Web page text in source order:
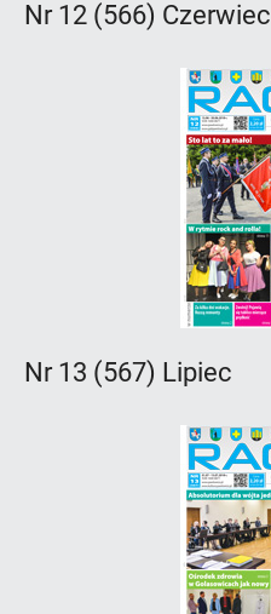
Nr 12 (566) Czerwiec
Nr 13 (567) Lipiec